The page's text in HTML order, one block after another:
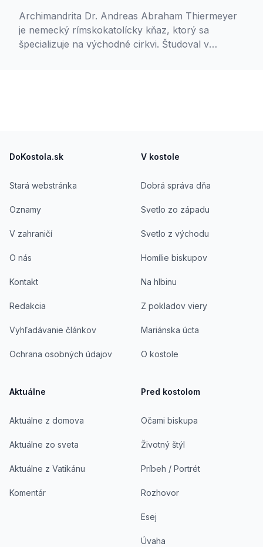
Archimandrita Dr. Andreas Abraham Thiermeyer
je nemecký rímskokatolícky kňaz, ktorý sa
špecializuje na východné cirkvi. Študoval v
pastorácii.
DoKostola.sk
Stará webstránka
Oznamy
V zahraničí
O nás
Kontakt
Redakcia
Vyhľadávanie článkov
Ochrana osobných údajov
Aktuálne
Aktuálne z domova
Aktuálne zo sveta
Aktuálne z Vatikánu
Komentár
V kostole
Dobrá správa dňa
Svetlo zo západu
Svetlo z východu
Homílie biskupov
Na hlbinu
Z pokladov viery
Mariánska úcta
O kostole
Pred kostolom
Očami biskupa
Životný štýl
Príbeh / Portrét
Rozhovor
Esej
Úvaha